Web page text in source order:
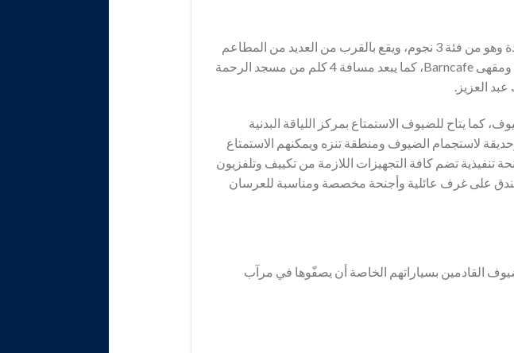
يعتبر فندق جاردن بالاس جدة من الفنادق الرخيصة والاقتصادية في جدة وهو من فئة 3 نجوم، ويقع بالقرب من العديد من المطاعم
والمقاهي مثل مطعم Durrat China و مطعم برجر كينج Burger king ومقهى Barncafe، كما يبعد مسافة 4 كلم من مسجد الرحمة
مجاني للضيوف، كما يتاح للضيوف الاستمتاع بمركز اللياقة البدنية
لاستجمام الضيوف ومنطقة تنزه ويمكنهم الاستمتاع
تنفيذية تضم كافة التجهيزات اللازمة من تكييف وتلفزيون
على غرف عائلية وأجنحة مخصصة ومناسبة للعرسان
القادمين بسياراتهم الخاصة أن يصفّوها في مرآب